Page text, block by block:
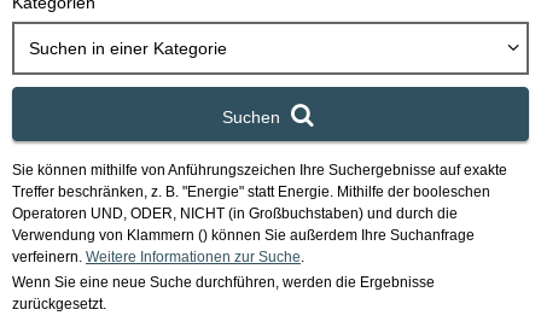
Suchen in einer Kategorie
Suchen
Sie können mithilfe von Anführungszeichen Ihre Suchergebnisse auf exakte
Treffer beschränken, z. B. "Energie" statt Energie. Mithilfe der booleschen
Operatoren UND, ODER, NICHT (in Großbuchstaben) und durch die
Verwendung von Klammern () können Sie außerdem Ihre Suchanfrage
verfeinern. Weitere Informationen zur Suche
Wenn Sie eine neue Suche durchführen, werden die Ergebnisse
zurückgesetzt.